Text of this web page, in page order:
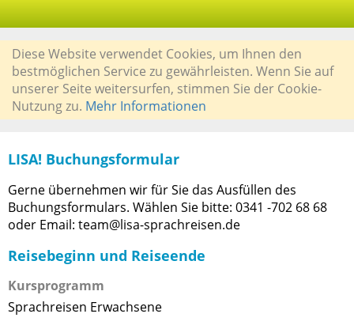
Diese Website verwendet Cookies, um Ihnen den
bestmöglichen Service zu gewährleisten. Wenn Sie auf
unserer Seite weitersurfen, stimmen Sie der Cookie-
Nutzung zu. Mehr Informationen
LISA! Buchungsformular
Gerne übernehmen wir für Sie das Ausfüllen des
Buchungsformulars. Wählen Sie bitte: 0341 -702 68 68
oder Email: team@lisa-sprachreisen.de
Reisebeginn und Reiseende
Kursprogramm
Sprachreisen Erwachsene